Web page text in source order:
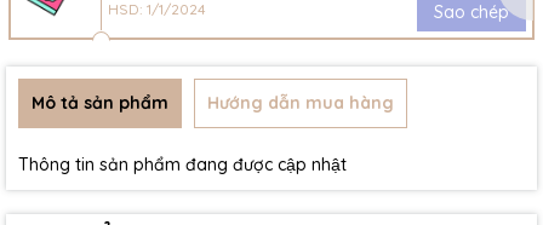
HSD: 1/1/2024
Sao chép
Mô tả sản phẩm Hướng dẫn mua hàng
Thông tin sản phẩm đang được cập nhật